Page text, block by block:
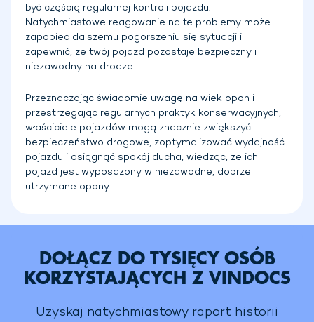
być częścią regularnej kontroli pojazdu.
Natychmiastowe reagowanie na te problemy może
zapobiec dalszemu pogorszeniu się sytuacji i
zapewnić, że twój pojazd pozostaje bezpieczny i
niezawodny na drodze.
Przeznaczając świadomie uwagę na wiek opon i
przestrzegając regularnych praktyk konserwacyjnych,
właściciele pojazdów mogą znacznie zwiększyć
bezpieczeństwo drogowe, zoptymalizować wydajność
pojazdu i osiągnąć spokój ducha, wiedząc, że ich
pojazd jest wyposażony w niezawodne, dobrze
utrzymane opony.
DOŁĄCZ DO TYSIĘCY OSÓB
KORZYSTAJĄCYCH Z VINDOCS
Uzyskaj natychmiastowy raport historii